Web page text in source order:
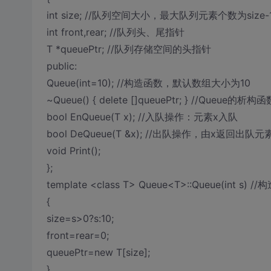
int size; //队列空间大小，最大队列元素个数为size-
int front,rear; //队列头、尾指针
T *queuePtr; //队列存储空间的头指针
public:
Queue(int=10); //构造函数，默认数组大小为10
~Queue() { delete []queuePtr; } //Queue的析构函
bool EnQueue(T x); //入队操作：元素x入队
bool DeQueue(T &x); //出队操作，由x返回出队元
void Print();
};
template <class T> Queue<T>::Queue(int s) //构
{
size=s>0?s:10;
front=rear=0;
queuePtr=new T[size];